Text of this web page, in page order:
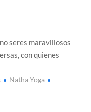
seres maravillosos
con quienes
Natha Yoga